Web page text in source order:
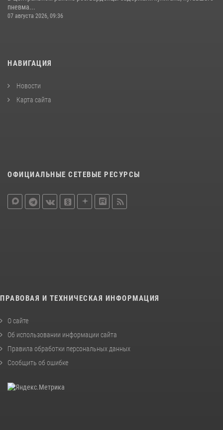
пневма...
07 августа 2026, 09:36
НАВИГАЦИЯ
Новости
Карта сайта
ОФИЦИАЛЬНЫЕ СЕТЕВЫЕ РЕСУРСЫ
ПРАВОВАЯ И ТЕХНИЧЕСКАЯ ИНФОРМАЦИЯ
О сайте
Об использовании информации сайта
Правила обработки персональных данных
Сообщить об ошибке